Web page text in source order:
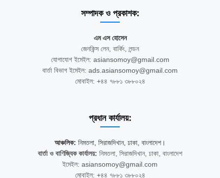
সম্পাদক ও প্রকাশক:
এম এস হোসেন
জেনকিন্স লেন, বার্কিং, লন্ডন
যোগাযোগ ইমেইল: asiansomoy@gmail.com
বার্তা বিভাগ ইমেইল: ads.asiansomoy@gmail.com
মোবাইল: +৪৪ ৭৮৮১ ৩৮৮০২৪
প্রধান কার্যালয়:
আঞ্চলিক: নিমতলা, সিরাজদিখান, ঢাকা, বাংলাদেশ।
বার্তা ও বাণিজ্যিক কার্যালয়: নিমতলা, সিরাজদিখান, ঢাকা, বাংলাদেশ
ইমেইল: asiansomoy@gmail.com
মোবাইল: +৪৪ ৭৮৮১ ৩৮৮০২৪